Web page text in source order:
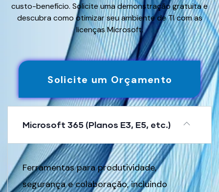
custo-benefício. Solicite uma demonstração gratuita e
descubra como otimizar seu ambiente de TI com as
licenças Microsoft.
Solicite um Orçamento
Microsoft 365 (Planos E3, E5, etc.)
Ferramentas para produtividade,
segurança e colaboração, incluindo